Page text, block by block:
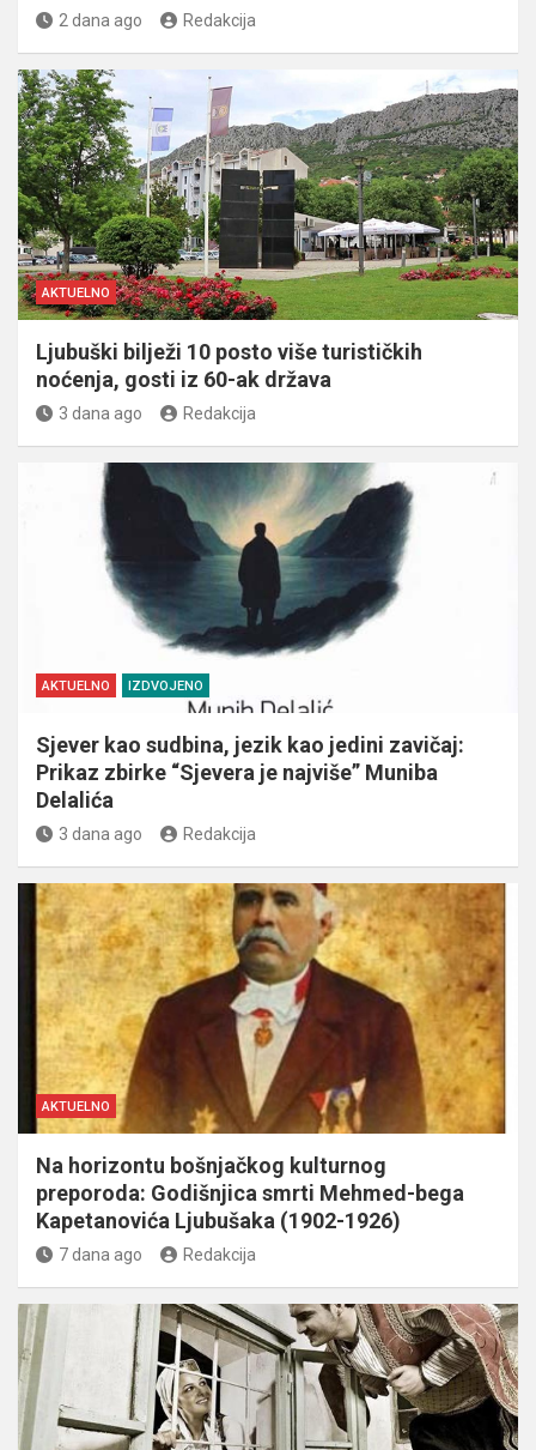
2 dana ago Redakcija
AKTUELNO
Ljubuški bilježi 10 posto više turističkih
noćenja, gosti iz 60-ak država
3 dana ago Redakcija
AKTUELNO IZDVOJENO
Sjever kao sudbina, jezik kao jedini zavičaj:
Prikaz zbirke “Sjevera je najviše” Muniba
Delalića
3 dana ago Redakcija
AKTUELNO
Na horizontu bošnjačkog kulturnog
preporoda: Godišnjica smrti Mehmed-bega
Kapetanovića Ljubušaka (1902-1926)
7 dana ago Redakcija